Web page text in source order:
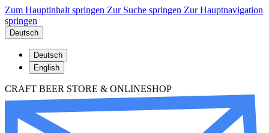
Zum Hauptinhalt springen Zur Suche springen Zur Hauptnavigation
springen
Deutsch
Deutsch
English
CRAFT BEER STORE & ONLINESHOP